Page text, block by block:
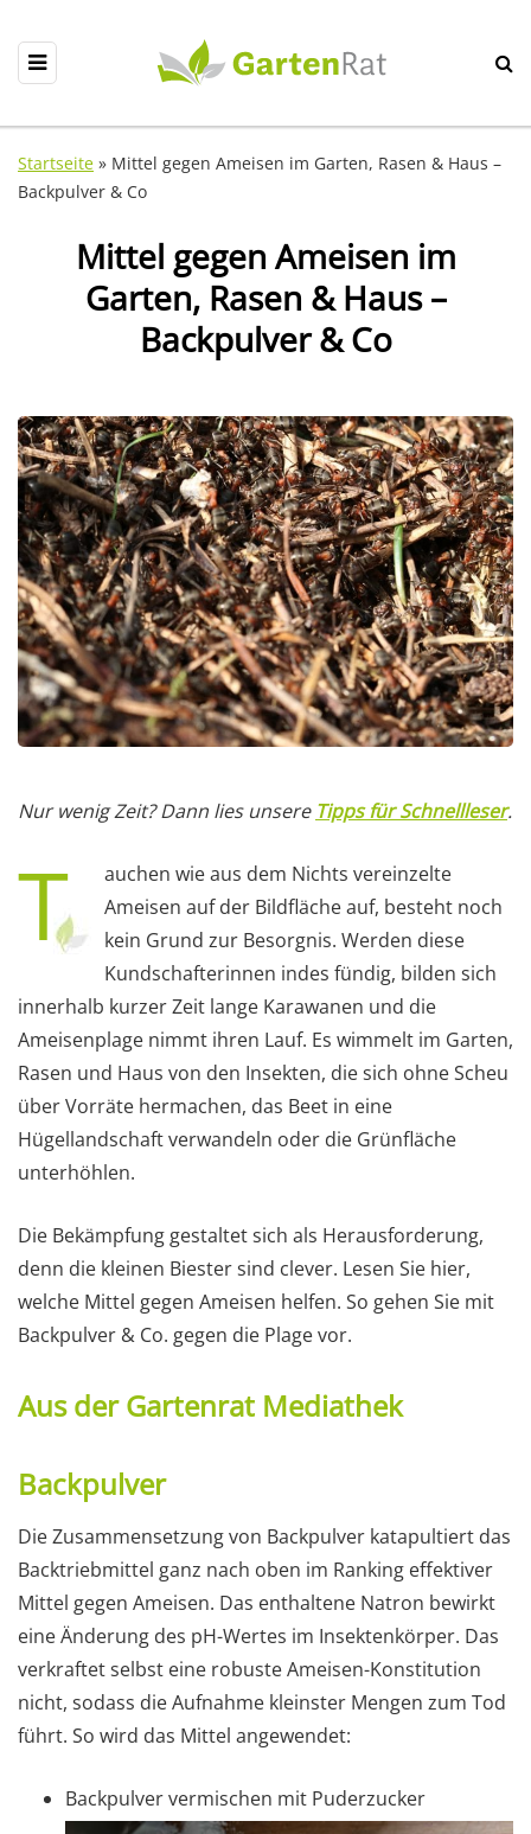
Startseite » Mittel gegen Ameisen im Garten, Rasen & Haus –
Backpulver & Co
Mittel gegen Ameisen im
Garten, Rasen & Haus –
Backpulver & Co
Nur wenig Zeit? Dann lies unsere Tipps für Schnellleser.
T
auchen wie aus dem Nichts vereinzelte
Ameisen auf der Bildfläche auf, besteht noch
kein Grund zur Besorgnis. Werden diese
Kundschafterinnen indes fündig, bilden sich
innerhalb kurzer Zeit lange Karawanen und die
Ameisenplage nimmt ihren Lauf. Es wimmelt im Garten,
Rasen und Haus von den Insekten, die sich ohne Scheu
über Vorräte hermachen, das Beet in eine
Hügellandschaft verwandeln oder die Grünfläche
unterhöhlen.
Die Bekämpfung gestaltet sich als Herausforderung,
denn die kleinen Biester sind clever. Lesen Sie hier,
welche Mittel gegen Ameisen helfen. So gehen Sie mit
Backpulver & Co. gegen die Plage vor.
Aus der Gartenrat Mediathek
Backpulver
Die Zusammensetzung von Backpulver katapultiert das
Backtriebmittel ganz nach oben im Ranking effektiver
Mittel gegen Ameisen. Das enthaltene Natron bewirkt
eine Änderung des pH-Wertes im Insektenkörper. Das
verkraftet selbst eine robuste Ameisen-Konstitution
nicht, sodass die Aufnahme kleinster Mengen zum Tod
führt. So wird das Mittel angewendet:
Backpulver vermischen mit Puderzucker